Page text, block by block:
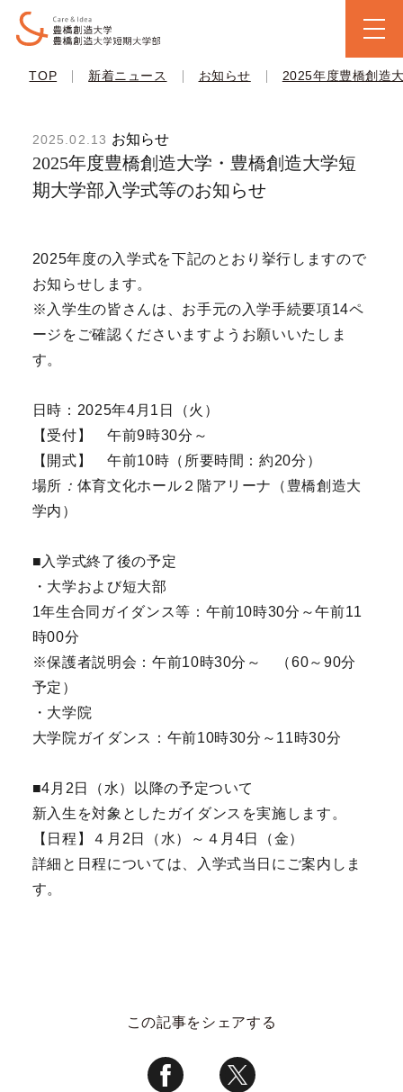
TOP | 新着ニュース | お知らせ | 2025年度豊橋創造
2025.02.13 お知らせ
2025年度豊橋創造大学・豊橋創造大学短
期大学部入学式等のお知らせ
2025年度の入学式を下記のとおり挙行しますので
お知らせします。
※入学生の皆さんは、お手元の入学手続要項14ペ
ージをご確認くださいますようお願いいたしま
す。
日時：2025年4月1日（火）
【受付】 午前9時30分～
【開式】 午前10時（所要時間：約20分）
場所 ： 体育文化ホール２階アリーナ（豊橋創造大
学内）
■入学式終了後の予定
・大学および短大部
1年生合同ガイダンス等：午前10時30分～午前11
時00分
※保護者説明会：午前10時30分～ （60～90分
予定）
・大学院
大学院ガイダンス：午前10時30分～11時30分
■4月2日（水）以降の予定ついて
新入生を対象としたガイダンスを実施します。
【日程】４月2日（水）～４月4日（金）
詳細と日程については、入学式当日にご案内しま
す。
この記事をシェアする